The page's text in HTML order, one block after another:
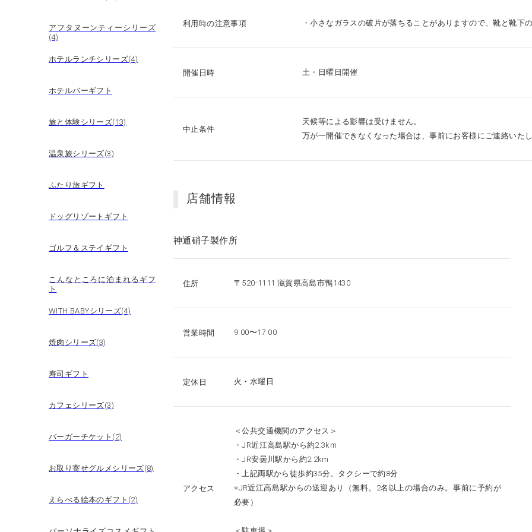
アフタヌーンティーシリーズ
(4)
ホテルランチシリーズ(4)
ホテルバーギフト
旅と体験シリーズ(13)
温泉旅シリーズ(3)
ふたり旅ギフト
ドッグリゾートギフト
ゴルフ＆ステイギフト
こんなところに泊まれるギフ
ト
WITH BABYシリーズ(4)
焼肉シリーズ(3)
寿司ギフト
カフェシリーズ(3)
バーガーチケット(2)
お取り寄せグルメシリーズ(8)
えらべる絵本のギフト(2)
利用時の注意事項 ・小さなガラスの破片が落ちることがありますので、靴と靴下
開催日時 土・日曜日開催
中止条件
天候等による影響は受けません。
万が一開催できなくなった場合は、事前にお客様にご連絡いたし
店舗情報
神通硝子製作所
住所 〒520-1111 滋賀県高島市鴨1430
営業時間 9:00〜17:00
定休日 火・水曜日
アクセス
＜公共交通機関のアクセス＞
・JR近江高島駅から約2.3km
・JR安曇川駅から約2.2km
・上記両駅から徒歩約35分。タクシーで約8分
※JR近江高島駅からの送迎あり（無料。2名以上の場合のみ。事前に予約が
必要）